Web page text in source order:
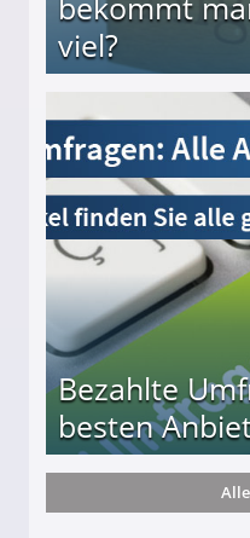
viel?
und wie viel?
Bezahlte
besten